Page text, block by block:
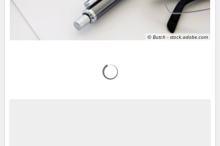
© Butch - stock.adobe.com